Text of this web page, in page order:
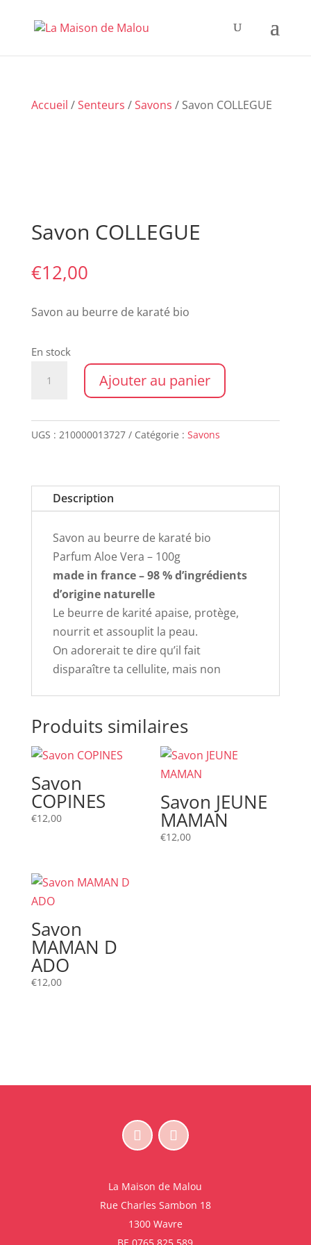
Accueil /Senteurs /Savons / Savon COLLEGUE
Savon COLLEGUE
€12,00
Savon au beurre de karaté bio
En stock
COLLEGUE
Ajouter au panier
UGS : 210000013727 Catégorie : Savons
Description
Savon au beurre de karaté bio
Parfum Aloe Vera – 100g
made in france – 98 % d’ingrédients
d’origine naturelle
Le beurre de karité apaise, protège,
nourrit et assouplit la peau.
On adorerait te dire qu’il fait
disparaître ta cellulite, mais non
Produits similaires
Savon
COPINES
€12,00
Savon JEUNE
MAMAN
€12,00
Savon
MAMAN D
ADO
€12,00
La Maison de Malou
Rue Charles Sambon 18
1300 Wavre